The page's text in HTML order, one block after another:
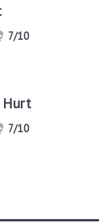
7/10
Hurt
7/10